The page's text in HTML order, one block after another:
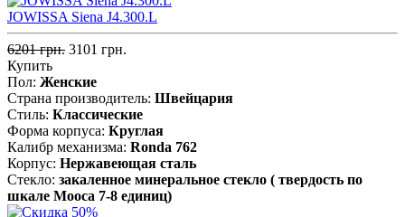
JOWISSA Siena J4.300.L
6201 грн. 3101 грн.
Купить
Пол: Женские
Страна производитель: Швейцария
Стиль: Классические
Форма корпуса: Круглая
Калибр механизма: Ronda 762
Корпус: Нержавеющая cталь
Стекло: закаленное минеральное стекло ( твердость по
шкале Мооса 7-8 единиц)